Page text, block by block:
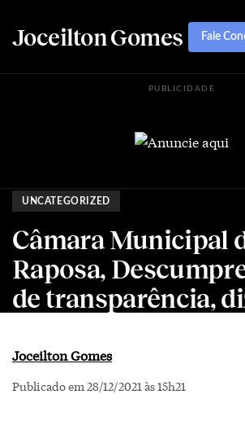
Joceilton Gomes Fale
PUBLICIDADE
UNCATEGORIZED
Câmara Municipal
Raposa,
de transparência,
Joceilton Gomes
Publicado em 28/12/2021 às 15h21